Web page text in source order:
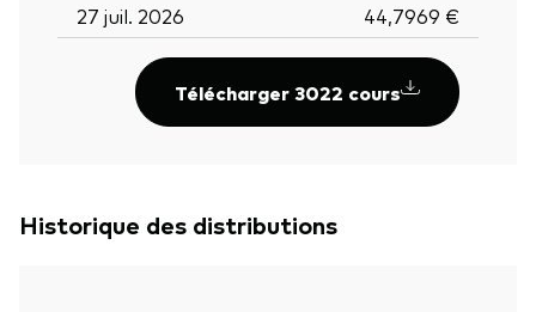
27 juil. 2026
44,7969 €
Télécharger 3022 cours
Historique des distributions